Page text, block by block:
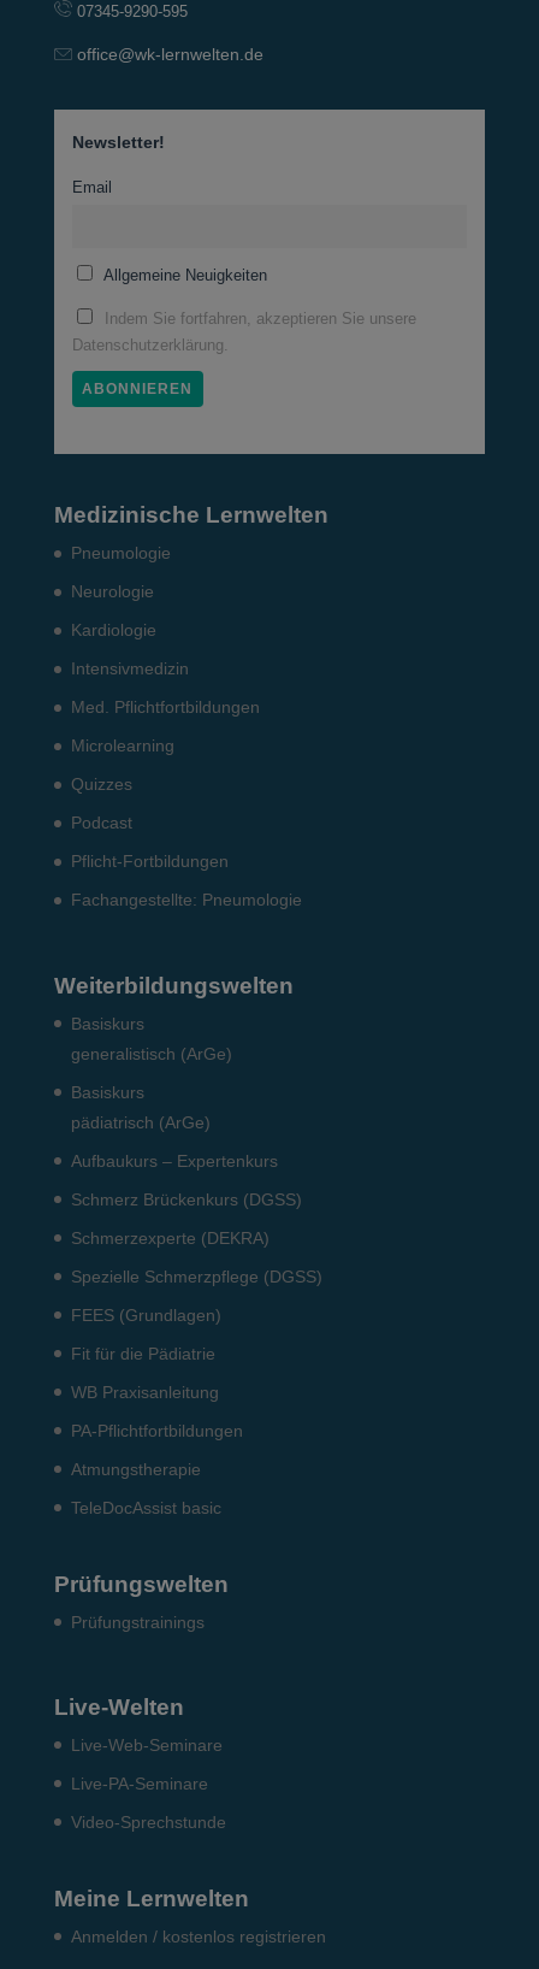
07345-9290-595
office@wk-lernwelten.de
Newsletter!
Email
Allgemeine Neuigkeiten
Indem Sie fortfahren, akzeptieren Sie unsere
Datenschutzerklärung.
Medizinische Lernwelten
Pneumo­logie
Neurologie
Kardiologie
Intensiv­medizin
Med. Pflichtfort­bildun­gen
Microlearning
Quizzes
Podcast
Pflicht-Fort­bildun­gen
Fach­angestellte: Pneumo­logie
Weiterbildungswelten
Basiskurs
generalistisch (ArGe)
Basiskurs
pädiatrisch (ArGe)
Aufbaukurs – Expertenkurs
Schmerz Brückenkurs (DGSS)
Schmerzexperte (DEKRA)
Spezielle Schmerzpflege (DGSS)
FEES (Grundlagen)
Fit für die Pädiatrie
WB Praxisanleitung
PA-Pflichtfortbildungen
Atmungstherapie
TeleDocAssist basic
Prüfungswelten
Prü­fungs­trai­nings
Live-Welten
Live-Web-Seminare
Live-PA-Seminare
Video-Sprechstunde
Meine Lernwelten
Anmelden / kostenlos registrieren